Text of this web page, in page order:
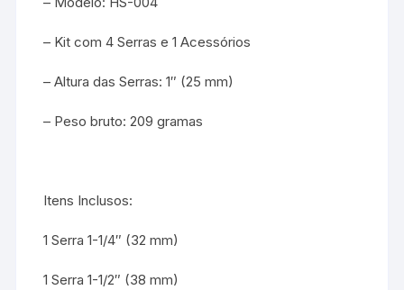
– Kit com 4 Serras e 1 Acessórios
– Altura das Serras: 1″ (25 mm)
– Peso bruto: 209 gramas
Itens Inclusos:
1 Serra 1-1/4″ (32 mm)
1 Serra 1-1/2″ (38 mm)